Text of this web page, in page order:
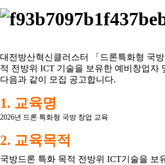
대전방산혁신클러스터
「드론특화형 국
적 전방위 ICT 기술을 보유한 예비창업자
다음과 같이 모집 공고합니다.
1. 교육명
2026년 드론 특화형 국방 창업 교육
2. 교육목적
국방드론 특화 목적 전방위 ICT기술을 보